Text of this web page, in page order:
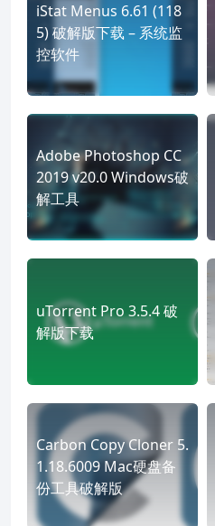
iStat Menus 6.61 (118
5) 破解版下载 – 系统监
控软件
Adobe Photoshop CC
2019 v20.0 Windows破
解工具
uTorrent Pro 3.5.4 破
解版下载
Carbon Copy Cloner 5.
1.18.6009 Mac硬盘备
份工具破解版